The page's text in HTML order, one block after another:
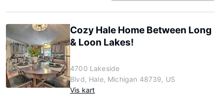
Cozy Hale Home Between Long
& Loon Lakes!
4700 Lakeside
Blvd, Hale, Michigan 48739, US
Vis kart